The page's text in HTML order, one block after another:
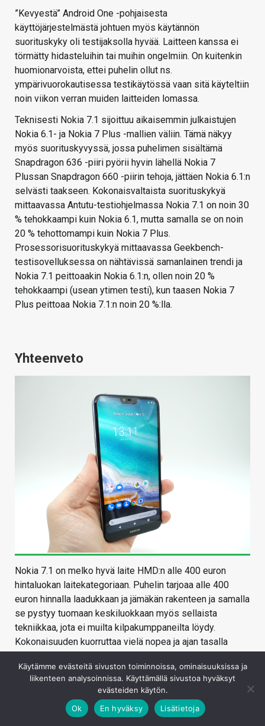
”Kevyestä” Android One -pohjaisesta
käyttöjärjestelmästä johtuen myös käytännön
suorituskyky oli testijaksolla hyvää. Laitteen kanssa ei
törmätty hidasteluihin tai muihin ongelmiin. On kuitenkin
huomionarvoista, ettei puhelin ollut ns.
ympärivuorokautisessa testikäytössä vaan sitä käyteltiin
noin viikon verran muiden laitteiden lomassa.
Teknisesti Nokia 7.1 sijoittuu aikaisemmin julkaistujen
Nokia 6.1- ja Nokia 7 Plus -mallien väliin. Tämä näkyy
myös suorituskyvyssä, jossa puhelimen sisältämä
Snapdragon 636 -piiri pyörii hyvin lähellä Nokia 7
Plussan Snapdragon 660 -piirin tehoja, jättäen Nokia 6.1:n
selvästi taakseen. Kokonaisvaltaista suorituskykyä
mittaavassa Antutu-testiohjelmassa Nokia 7.1 on noin 30
% tehokkaampi kuin Nokia 6.1, mutta samalla se on noin
20 % tehottomampi kuin Nokia 7 Plus.
Prosessorisuorituskykyä mittaavassa Geekbench-
testisovelluksessa on nähtävissä samanlainen trendi ja
Nokia 7.1 peittoaakin Nokia 6.1:n, ollen noin 20 %
tehokkaampi (usean ytimen testi), kun taasen Nokia 7
Plus peittoaa Nokia 7.1:n noin 20 %:lla.
Yhteenveto
Nokia 7.1 on melko hyvä laite HMD:n alle 400 euron
hintaluokan laitekategoriaan. Puhelin tarjoaa alle 400
euron hinnalla laadukkaan ja jämäkän rakenteen ja samalla
se pystyy tuomaan keskiluokkaan myös sellaista
tekniikkaa, jota ei muilta kilpakumppaneilta löydy.
Kokonaisuuden kuorruttaa vielä nopea ja ajan tasalla
Nokia 7.1:n suurin erikoisuus löytyy sen 5,84-
tuumaisesta näytöstä, joka hintaluokastaan poiketen
tarjoaa myös HDR10-tuen. Lisäksi laitteen sisältä löytyvä
Pixelworksin toteuttama kuvaprosessori mahdollistaa
Käytämme evästeitä sivuston toiminnoissa, ominaisuuksissa ja
liikenteen analysoinnissa. Käyttämällä sivustoa hyväksyt
evästeiden käytön.
Ok
En hyväksy Lisätietoja